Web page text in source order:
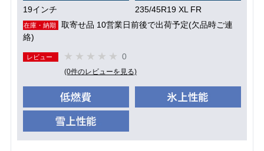
19インチ 235/45R19 XL FR
在庫・納期
取寄せ品 10営業日前後で出荷予定(欠品時ご連
絡)
レビュー 0
(0件のレビューを見る)